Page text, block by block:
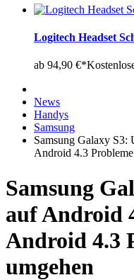
Logitech Headset
ab 94,90 €*
News
Handys
Samsung
Samsung Galaxy
Android 4.3
Samsung
auf Android
Android 4.3
umgehen